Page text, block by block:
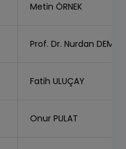
Metin ÖRNEK
Prof. Dr. Nurdan
Fatih ULUÇAY
Onur PULAT